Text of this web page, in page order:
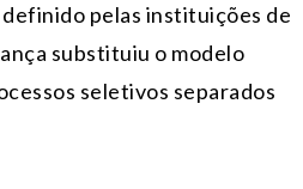
pelas instituições de
substituiu o modelo
seletivos separados